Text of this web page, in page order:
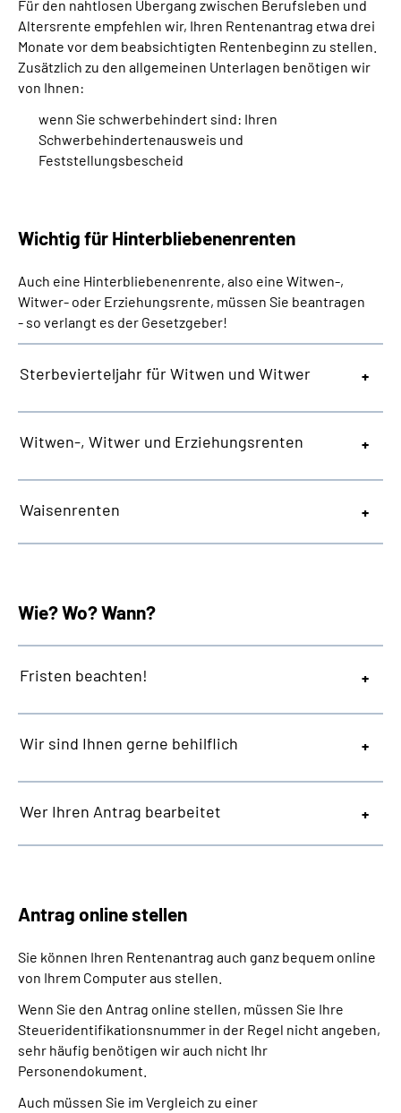
Für den nahtlosen Übergang zwischen Berufsleben und
Altersrente empfehlen wir, Ihren Rentenantrag etwa drei
Monate vor dem beabsichtigten Rentenbeginn zu stellen.
Zusätzlich zu den allgemeinen Unterlagen benötigen wir
von Ihnen:
wenn Sie schwerbehindert sind: Ihren
Schwerbehindertenausweis und
Feststellungsbescheid
Wichtig für Hinterbliebenenrenten
Auch eine Hinterbliebenenrente, also eine Witwen-,
Witwer- oder Erziehungsrente, müssen Sie beantragen
- so verlangt es der Gesetzgeber!
Sterbevierteljahr für Witwen und Witwer
Witwen-, Witwer und Erziehungsrenten
Waisenrenten
Wie? Wo? Wann?
Fristen beachten!
Wir sind Ihnen gerne behilflich
Wer Ihren Antrag bearbeitet
Antrag online stellen
Sie können Ihren Rentenantrag auch ganz bequem online
von Ihrem Computer aus stellen.
Wenn Sie den Antrag online stellen, müssen Sie Ihre
Steueridentifikationsnummer in der Regel nicht angeben,
sehr häufig benötigen wir auch nicht Ihr
Personendokument.
Auch müssen Sie im Vergleich zu einer